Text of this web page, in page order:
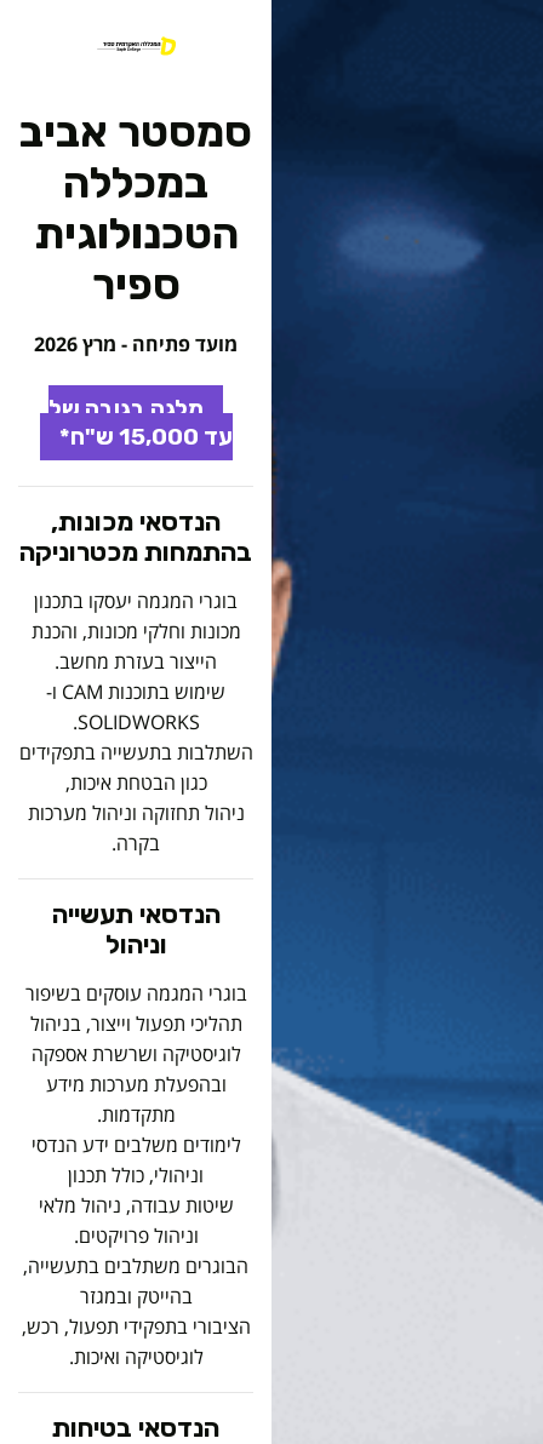
סמסטר אביב
סמסטר אביב
במכללה
הטכנולוגית
ספיר
מועד פתיחה - מרץ 2026
מלגה בגובה של
עד 15,000 ש"ח*
הנדסאי מכונות,
בהתמחות מכטרוניקה
בוגרי המגמה יעסקו בתכנון
מכונות וחלקי מכונות, והכנת
הייצור בעזרת מחשב.
שימוש בתוכנות CAM ו-
SOLIDWORKS.
השתלבות בתעשייה בתפקידים
כגון הבטחת איכות,
ניהול תחזוקה וניהול מערכות
בקרה.
הנדסאי תעשייה
וניהול
בוגרי המגמה עוסקים בשיפור
תהליכי תפעול וייצור, בניהול
לוגיסטיקה ושרשרת אספקה
ובהפעלת מערכות מידע
מתקדמות.
לימודים משלבים ידע הנדסי
וניהולי, כולל תכנון
שיטות עבודה, ניהול מלאי
וניהול פרויקטים.
הבוגרים משתלבים בתעשייה,
בהייטק ובמגזר
הציבורי בתפקידי תפעול, רכש,
לוגיסטיקה ואיכות.
הנדסאי בטיחות